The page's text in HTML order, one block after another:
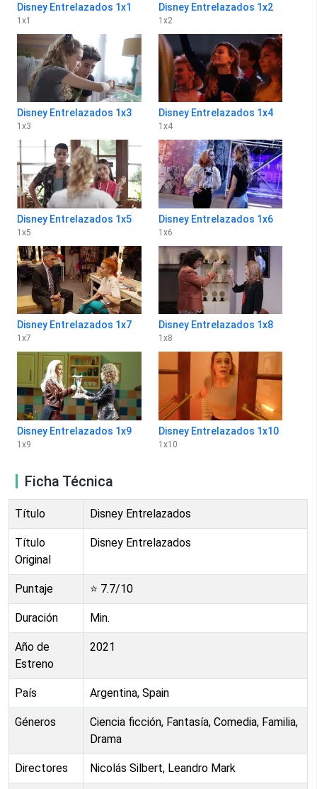
Disney Entrelazados 1x1
1 x1
Disney Entrelazados 1x2
1 x2
Disney Entrelazados 1x3
1 x3
Disney Entrelazados 1x4
1 x4
Disney Entrelazados 1x5
1 x5
Disney Entrelazados 1x6
1 x6
Disney Entrelazados 1x7
1 x7
Disney Entrelazados 1x8
1 x8
Disney Entrelazados 1x9
1 x9
Disney Entrelazados 1x10
1 x10
Ficha Técnica
Título Disney Entrelazados
Título
Original
Disney Entrelazados
Puntaje ⭐ 7.7/10
Duración Min.
Año de
Estreno
2021
País Argentina, Spain
Géneros
Ciencia ficción, Fantasía, Comedia, Familia,
Drama
Directores Nicolás Silbert, Leandro Mark